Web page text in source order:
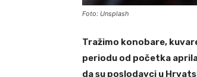
Foto: Unsplash
Tražimo konobare,
periodu od početka
da su poslodavci u